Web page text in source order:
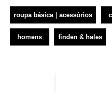
roupa básica | acessórios
homens finden & hales